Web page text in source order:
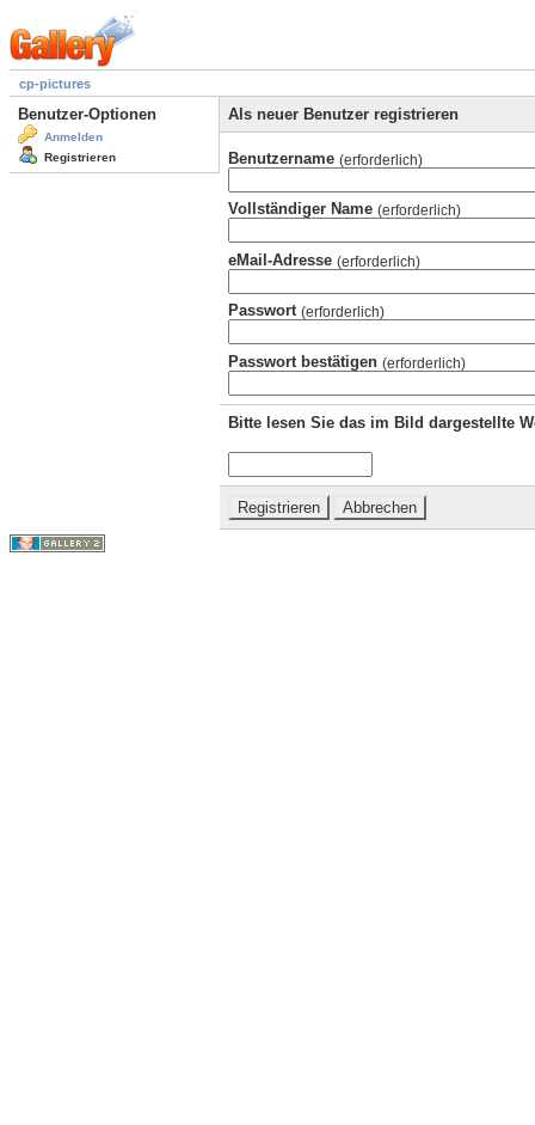
cp-pictures
Benutzer-Optionen
Anmelden
Registrieren
Als neuer Benutzer registrieren
Benutzername (erforderlich)
Vollständiger Name (erforderlich)
eMail-Adresse (erforderlich)
Passwort (erforderlich)
Passwort bestätigen (erforderlich)
Bitte lesen Sie das im Bild dargestellte